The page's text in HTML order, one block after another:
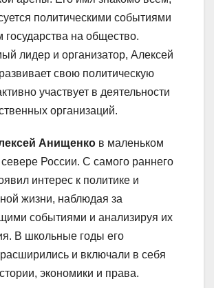
политическими событиями
государства на общество.
лидер и организатор, Алексей
свою политическую
участвует в деятельности
организаций.
Анищенко в маленьком
севере России. С самого раннего
интерес к политике и
жизни, наблюдая за
событиями и анализируя их
В школьные годы его
и включали в себя
экономики и права.